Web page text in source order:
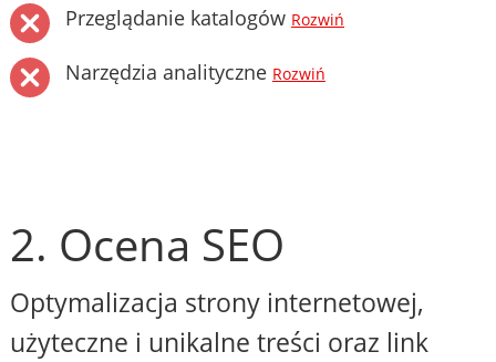
Przeglądanie katalogów Rozwiń
Narzędzia analityczne Rozwiń
2. Ocena SEO
Optymalizacja strony internetowej,
użyteczne i unikalne treści oraz link